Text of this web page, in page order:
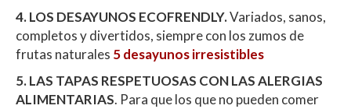
4. LOS DESAYUNOS ECOFRENDLY.Variados, sanos,
completos y divertidos, siempre con los zumos de
frutas naturales 5 desayunos irresistibles
5. LAS TAPAS RESPETUOSAS CON LAS ALERGIAS
ALIMENTARIAS. Para que los que no pueden comer